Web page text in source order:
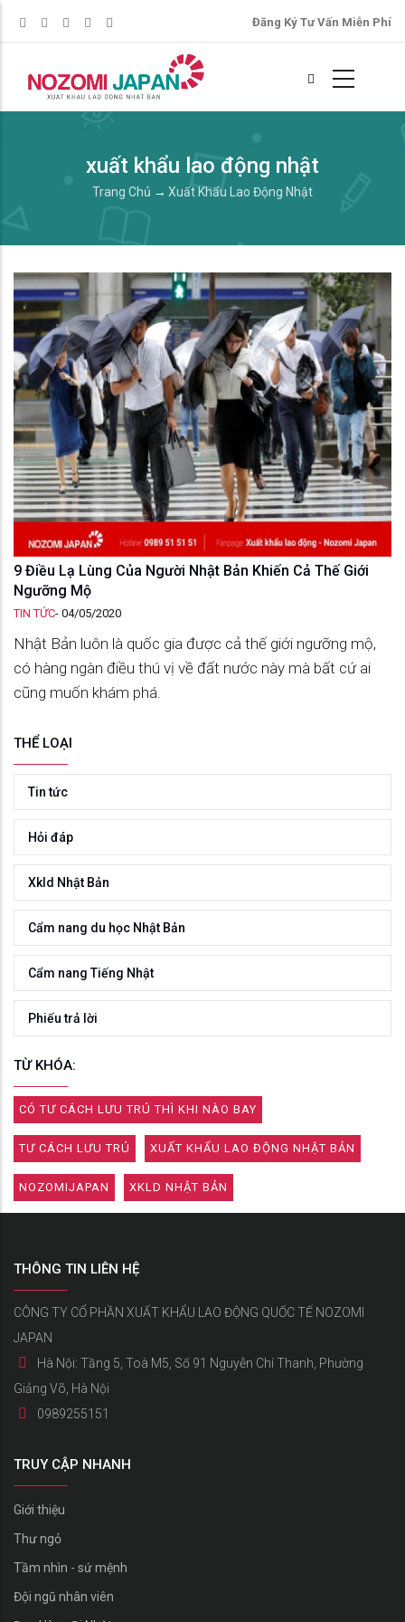
Đăng Ký Tư Vấn Miễn Phí
xuất khẩu lao động nhật
Trang Chủ → Xuất Khẩu Lao Động Nhật
9 Điều Lạ Lùng Của Người Nhật Bản Khiến Cả Thế Giới
Ngưỡng Mộ
TIN TỨC- 04/05/2020
Nhật Bản luôn là quốc gia được cả thế giới ngưỡng mộ,
có hàng ngàn điều thú vị về đất nước này mà bất cứ ai
cũng muốn khám phá.
THỂ LOẠI
Tin tức
Hỏi đáp
Xkld Nhật Bản
Cẩm nang du học Nhật Bản
Cẩm nang Tiếng Nhật
Phiếu trả lời
TỪ KHÓA:
CÓ TƯ CÁCH LƯU TRÚ THÌ KHI NÀO BAY
TƯ CÁCH LƯU TRÚ XUẤT KHẨU LAO ĐỘNG NHẬT BẢN
NOZOMIJAPAN XKLD NHẬT BẢN
THÔNG TIN LIÊN HỆ
CÔNG TY CỔ PHẦN XUẤT KHẨU LAO ĐỘNG QUỐC TẾ NOZOMI
JAPAN
Hà Nội: Tầng 5, Toà M5, Số 91 Nguyễn Chí Thanh, Phường
Giảng Võ, Hà Nội
0989255151
TRUY CẬP NHANH
Giới thiệu
Thư ngỏ
Tầm nhìn - sứ mệnh
Đội ngũ nhân viên